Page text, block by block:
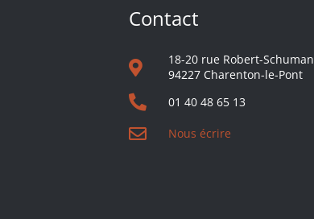
Contact
18-20 rue Robert-Schuman
94227 Charenton-le-Pont
01 40 48 65 13
Nous écrire